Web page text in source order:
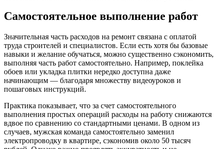
Самостоятельное выполнение работ
Значительная часть расходов на ремонт связана с оплатой
труда строителей и специалистов. Если есть хотя бы базовые
навыки и желание обучаться, можно существенно сэкономить,
выполняя часть работ самостоятельно. Например, поклейка
обоев или укладка плитки нередко доступна даже
начинающим — благодаря множеству видеоуроков и
пошаговых инструкций.
Практика показывает, что за счет самостоятельного
выполнения простых операций расходы на работу снижаются
вдвое по сравнению со стандартными ценами. В одном из
случаев, мужская команда самостоятельно заменил
электропроводку в квартире, сэкономив около 50 тысяч